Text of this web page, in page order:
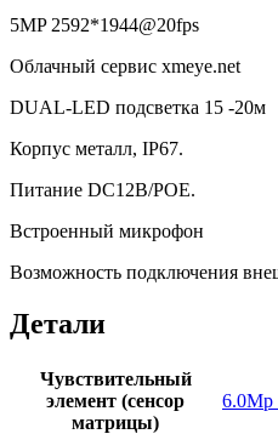
5MP 2592*1944@20fps
Облачный сервис xmeye.net
DUAL-LED подсветка 15 -20м
Корпус металл, IP67.
Питание DC12В/POE.
Встроенный микрофон
Возможность подключения
Детали
Чувствительный
элемент (сенсор
матрицы)
6.0Mp